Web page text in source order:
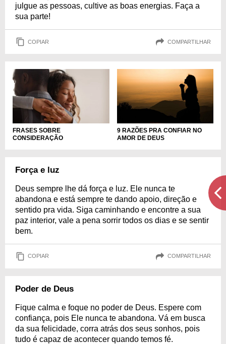
julgue as pessoas, cultive as boas energias. Faça a
sua parte!
COPIAR COMPARTILHAR
FRASES SOBRE
CONSIDERAÇÃO
9 RAZÕES PRA CONFIAR NO
AMOR DE DEUS
Força e luz
Deus sempre lhe dá força e luz. Ele nunca te
abandona e está sempre te dando apoio, direção e
sentido pra vida. Siga caminhando e encontre a sua
paz interior, vale a pena sorrir todos os dias e se sentir
bem.
COPIAR COMPARTILHAR
Poder de Deus
Fique calma e foque no poder de Deus. Espere com
confiança, pois Ele nunca te abandona. Vá em busca
da sua felicidade, corra atrás dos seus sonhos, pois
tudo é capaz de acontecer quando temos fé.